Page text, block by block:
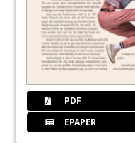
PDF
EPAPER